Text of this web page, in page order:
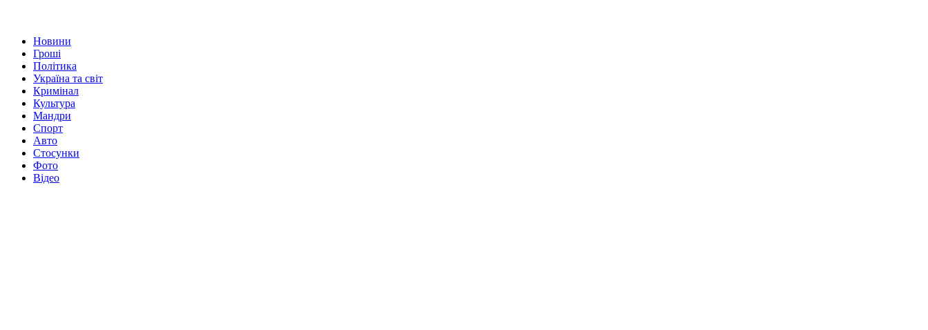
Новини
Гроші
Політика
Україна та світ
Кримінал
Культура
Мандри
Спорт
Авто
Стосунки
Фото
Відео